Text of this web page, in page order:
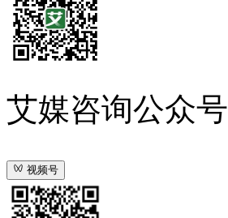
艾媒咨询公众号
视频号